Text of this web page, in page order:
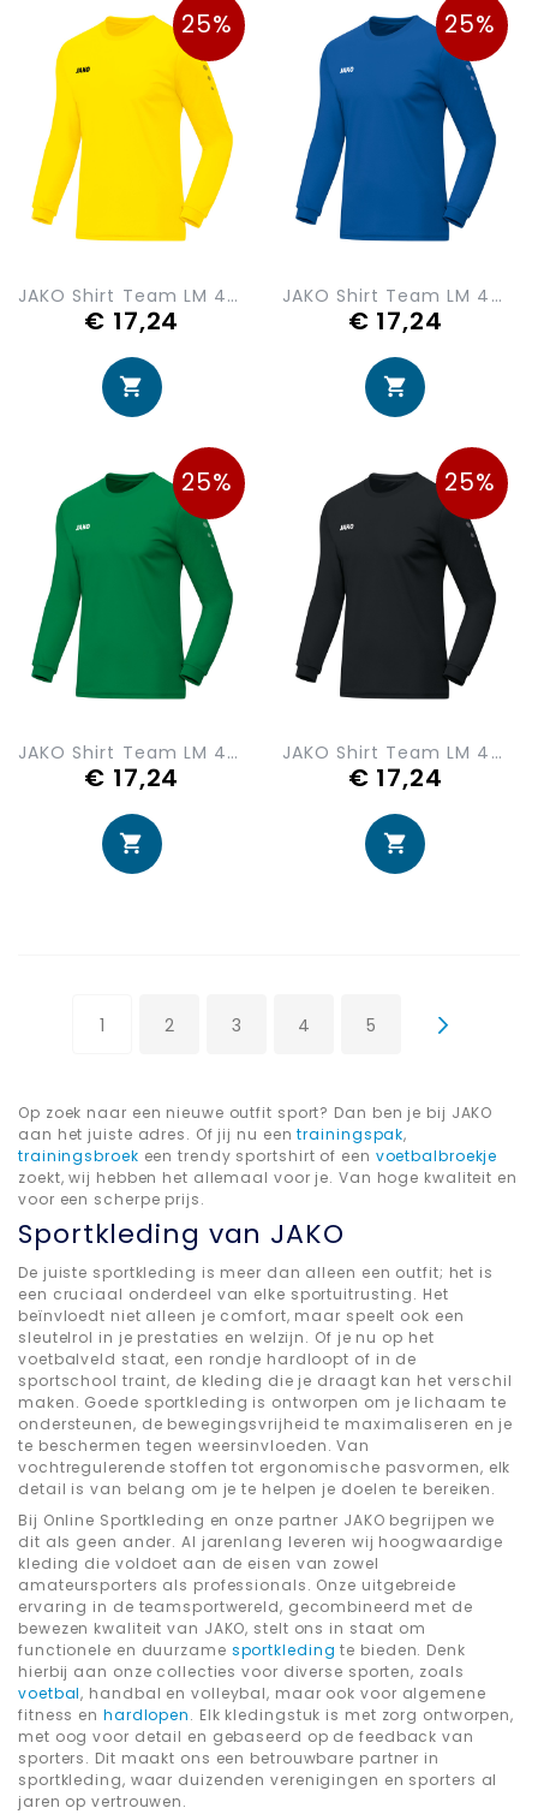
25%
JAKO Shirt Team LM 4333-03
€ 17,24
25%
JAKO Shirt Team LM 4333-04
€ 17,24
25%
JAKO Shirt Team LM 4333-06
€ 17,24
25%
JAKO Shirt Team LM 4333-08
€ 17,24
U lees momenteel pagina
1 Pagina
2 Pagina
3 Pagina
4 Pagina
5
Op zoek naar een nieuwe outfit sport? Dan ben je bij JAKO
aan het juiste adres. Of jij nu eentrainingspak,
trainingsbroek een trendy sportshirt of een voetbalbroekje
zoekt, wij hebben het allemaal voor je. Van hoge kwaliteit en
voor een scherpe prijs.
Sportkleding van JAKO
De juiste sportkleding is meer dan alleen een outfit; het is
een cruciaal onderdeel van elke sportuitrusting. Het
beïnvloedt niet alleen je comfort, maar speelt ook een
sleutelrol in je prestaties en welzijn. Of je nu op het
voetbalveld staat, een rondje hardloopt of in de
sportschool traint, de kleding die je draagt kan het verschil
maken. Goede sportkleding is ontworpen om je lichaam te
ondersteunen, de bewegingsvrijheid te maximaliseren en je
te beschermen tegen weersinvloeden. Van
vochtregulerende stoffen tot ergonomische pasvormen, elk
detail is van belang om je te helpen je doelen te bereiken.
Bij Online Sportkleding en onze partner JAKO begrijpen we
dit als geen ander. Al jarenlang leveren wij hoogwaardige
kleding die voldoet aan de eisen van zowel
amateursporters als professionals. Onze uitgebreide
ervaring in de teamsportwereld, gecombineerd met de
bewezen kwaliteit van JAKO, stelt ons in staat om
functionele en duurzame sportkleding te bieden. Denk
hierbij aan onze collecties voor diverse sporten, zoals
voetbal, handbal en volleybal, maar ook voor algemene
fitness en hardlopen. Elk kledingstuk is met zorg ontworpen,
met oog voor detail en gebaseerd op de feedback van
sporters. Dit maakt ons een betrouwbare partner in
sportkleding, waar duizenden verenigingen en sporters al
jaren op vertrouwen.